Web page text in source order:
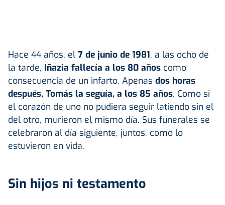
Hace 44 años, el 7 de junio de 1981, a las ocho de
la tarde, Iñazia fallecía a los 80 años como
consecuencia de un infarto. Apenas dos horas
después, Tomás la seguía, a los 85 años. Como si
el corazón de uno no pudiera seguir latiendo sin el
del otro, murieron el mismo día. Sus funerales se
celebraron al día siguiente, juntos, como lo
estuvieron en vida.
Sin hijos ni testamento